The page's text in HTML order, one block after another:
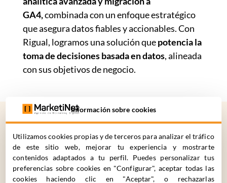
GA4,combinada con un enfoque estratégico
que asegura datos fiables y accionables. Con
Rigual, logramos una solución quepotencia la
toma de decisiones basada en datos, alineada
con sus objetivos de negocio.
¿CÓMOPODEMOS
AYUDARTE?
Información sobre cookies
Utilizamos cookies propias y de terceros para analizar el tráfico
de este sitio web, mejorar tu experiencia y mostrarte
contenidos adaptados a tu perfil. Puedes personalizar tus
preferencias sobre cookies en "Configurar", aceptar todas las
cookies haciendo clic en "Aceptar", o rechazarlas